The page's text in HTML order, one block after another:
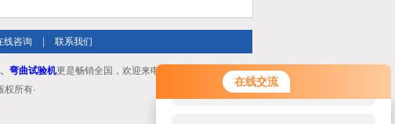
在线交流
您好！欢迎前来咨询，很高兴为您
服务，请问您要咨询什么问题呢？
线咨询 联系我们
、 弯曲试验机更是畅销全国，欢迎来电咨询！
所有·